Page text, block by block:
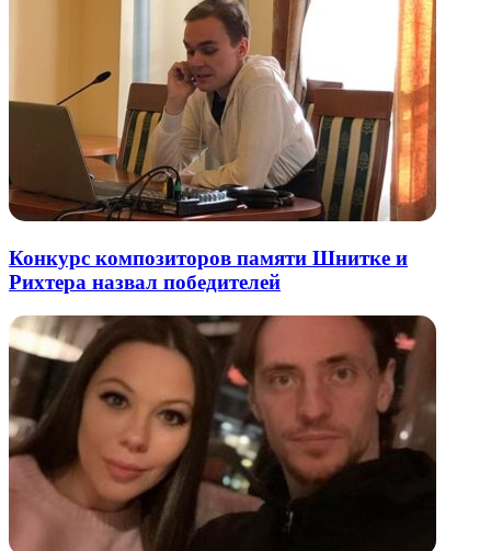
Конкурс композиторов памяти Шнитке и
Рихтера назвал победителей